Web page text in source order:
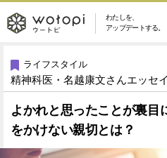
わたしを、
アップデートする。
wotopi
-
ウ
ー
メ
ニ
ュ
ー
恋愛・結婚
美容・コスメ
健康
ライフスタイル
精神科医・名越康文さんエッセ
よかれと思ったことが裏
をかけない親切とは？